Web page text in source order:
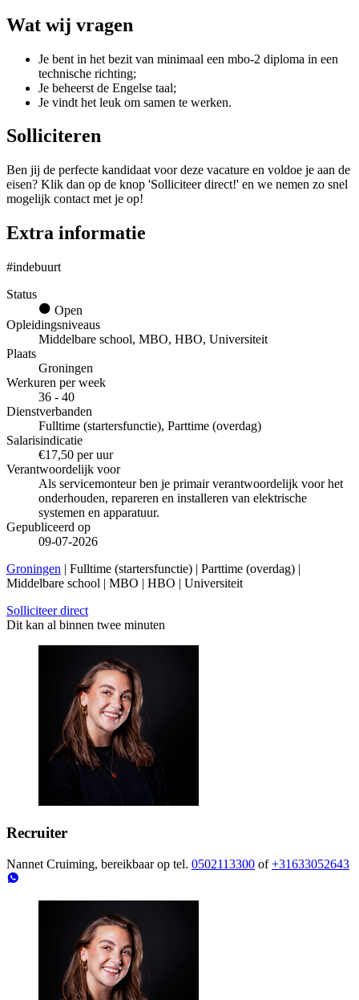
Wat wij vragen
Je bent in het bezit van minimaal een mbo-2 diploma in een
technische richting;
Je beheerst de Engelse taal;
Je vindt het leuk om samen te werken.
Solliciteren
Ben jij de perfecte kandidaat voor deze vacature en voldoe je aan de
eisen? Klik dan op de knop 'Solliciteer direct!' en we nemen zo snel
mogelijk contact met je op!
Extra informatie
#indebuurt
Status
Open
Opleidingsniveaus
Middelbare school, MBO, HBO, Universiteit
Plaats
Groningen
Werkuren per week
36 - 40
Dienstverbanden
Fulltime (startersfunctie), Parttime (overdag)
Salarisindicatie
€17,50 per uur
Verantwoordelijk voor
Als servicemonteur ben je primair verantwoordelijk voor het
onderhouden, repareren en installeren van elektrische
systemen en apparatuur.
Gepubliceerd op
09-07-2026
Groningen | Fulltime (startersfunctie) | Parttime (overdag) |
Middelbare school | MBO | HBO | Universiteit
Solliciteer direct
Dit kan al binnen twee minuten
Recruiter
Nannet Cruiming, bereikbaar op tel. 0502113300 of+31633052643